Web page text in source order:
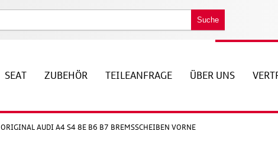
Suche
SEAT ZUBEHÖR TEILEANFRAGE ÜBER UNS
ORIGINAL AUDI A4 S4 8E B6 B7 BREMSSCHEIBEN VORNE